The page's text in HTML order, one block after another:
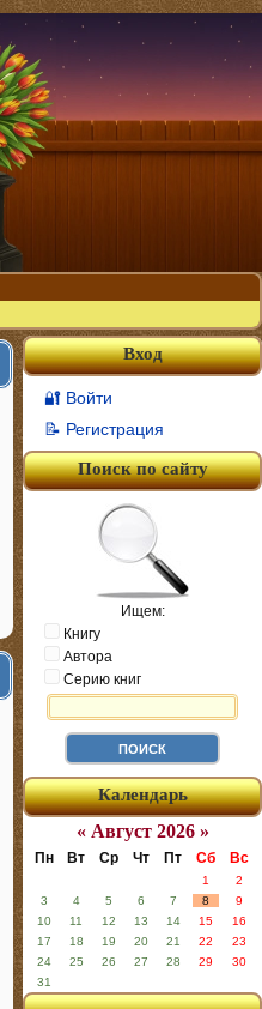
Вход
🔐 Войти
📝 Регистрация
Поиск по сайту
Ищем:
Книгу
Автора
Серию книг
Календарь
« Август 2026 »
Пн Вт Ср Чт Пт Сб Вс
1
2
3
4 5 6 7 8
9
10
11 12 13 14 15
16
17
18 19 20 21 22
23
24
25 26 27 28 29
30
31